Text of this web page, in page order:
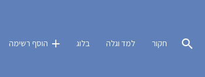
חקור למד וגלה בלוג הוסף רשימה